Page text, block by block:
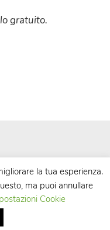
gratuito.
TheBootstrapThemes
la tua esperienza.
ma puoi annullare
Cookie